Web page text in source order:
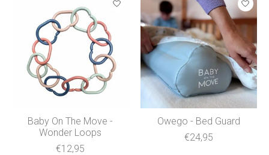
Baby On The Move -
Wonder Loops
€12,95
Owego - Bed Guard
€24,95